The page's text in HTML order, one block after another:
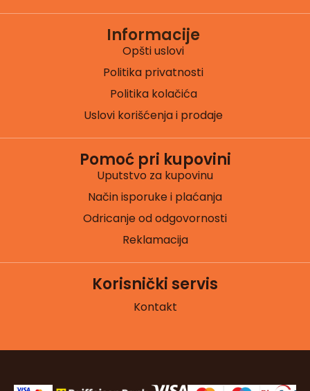
Informacije
Opšti uslovi
Politika privatnosti
Politika kolačića
Uslovi korišćenja i prodaje
Pomoć pri kupovini
Uputstvo za kupovinu
Način isporuke i plaćanja
Odricanje od odgovornosti
Reklamacija
Korisnički servis
Kontakt